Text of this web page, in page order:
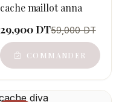
cache maillot anna
29,900 DT59,000 DT
COMMANDER